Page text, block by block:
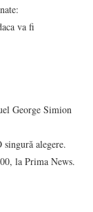
va fi
George Simion
alegere.
la Prima News.